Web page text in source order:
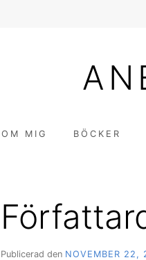
OM MIG BÖCKER
Publicerad den NOVEMBER 22,